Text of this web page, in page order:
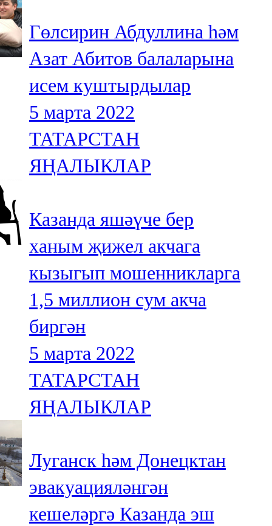
Гөлсирин Абдуллина һәм
Азат Абитов балаларына
исем куштырдылар
5 марта 2022
ТАТАРСТАН
ЯҢАЛЫКЛАР
Казанда яшәүче бер
ханым җижел акчага
кызыгып мошенникларга
1,5 миллион сум акча
биргән
5 марта 2022
ТАТАРСТАН
ЯҢАЛЫКЛАР
Луганск һәм Донецктан
эвакуацияләнгән
кешеләргә Казанда эш